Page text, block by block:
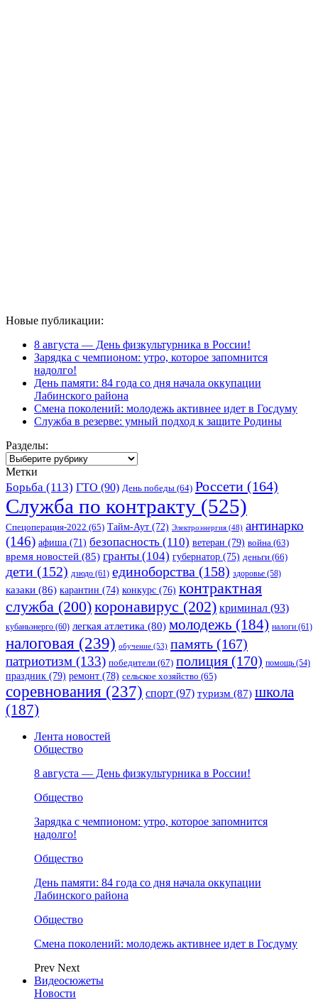
Новые публикации:
8 августа — День физкультурника в России!
Зарядка с чемпионом: утро, которое запомнится
надолго!
День памяти: 84 года со дня начала оккупации
Лабинского района
Смена поколений: молодежь активнее идет в Госдуму
Служба в резерве: умный подход к защите Родины
Разделы:
Разделы:
Метки
Борьба (113) ГТО (90) День победы (64) Россети (164)
Служба по контракту (525)
Спецоперация-2022 (65) Тайм-Аут (72) Электроэнергия (48) антинарко
(146) афиша (71) безопасность (110) ветеран (79) война (63)
время новостей (85) гранты (104) губернатор (75) деньги (66)
дети (152) дзюдо (61) единоборства (158) здоровье (58)
казаки (86) карантин (74) конкурс (76) контрактная
служба (200)коронавирус (202) криминал (93)
кубаньэнерго (60) легкая атлетика (80) молодежь (184) налоги (61)
налоговая (239) обучение (53) память (167)
патриотизм (133) победители (67) полиция (170) помощь (54)
праздник (79) ремонт (78) сельское хозяйство (65)
соревнования (237) спорт (97) туризм (87) школа
(187)
Лента новостей
Общество
8 августа — День физкультурника в России!
Общество
Зарядка с чемпионом: утро, которое запомнится
надолго!
Общество
День памяти: 84 года со дня начала оккупации
Лабинского района
Общество
Смена поколений: молодежь активнее идет в Госдуму
Prev Next
Видеосюжеты
Новости